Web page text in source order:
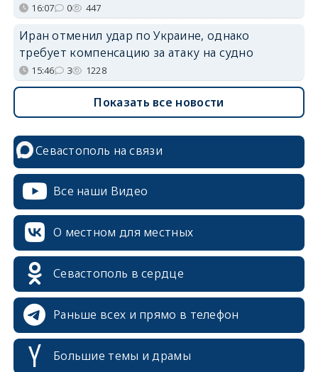
16:07 0 447
Иран отменил удар по Украине, однако
требует компенсацию за атаку на судно
15:46 3 1228
Показать все новости
Севастополь на связи
Все наши Видео
О местном для местных
Севастополь в сердце
Раньше всех и прямо в телефон
Большие темы и драмы